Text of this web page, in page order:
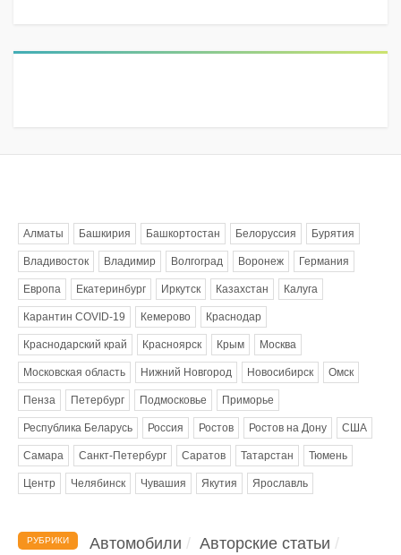
Алматы Башкирия Башкортостан Белоруссия Бурятия
Владивосток Владимир Волгоград Воронеж Германия
Европа Екатеринбург Иркутск Казахстан Калуга
Карантин COVID-19 Кемерово Краснодар
Краснодарский край Красноярск Крым Москва
Московская область Нижний Новгород Новосибирск Омск
Пенза Петербург Подмосковье Приморье
Республика Беларусь Россия Ростов Ростов на Дону США
Самара Санкт-Петербург Саратов Татарстан Тюмень
Центр Челябинск Чувашия Якутия Ярославль
РУБРИКИ Автомобили
Авторские статьи